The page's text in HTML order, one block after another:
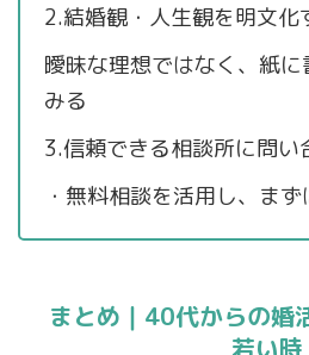
2.結婚観・人生観を明文化
曖昧な理想ではなく、紙
みる
3.信頼できる相談所に問い
・無料相談を活用し、ま
まとめ｜40代からの婚
若い時